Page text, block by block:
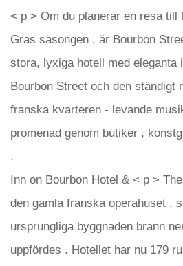
< p > Om du planerar en resa
Gras säsongen , är Bourbon
stora, lyxiga hotell med
Bourbon Street och den ständigt
franska kvarteren - levande
promenad genom butiker ,
.
Inn on Bourbon Hotel & < p >
den gamla franska operahuset ,
ursprungliga byggnaden brann
uppfördes . Hotellet har nu 179